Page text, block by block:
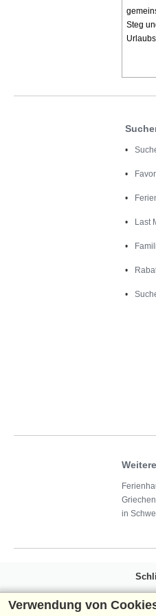
Steg
Last
in
Verwendung von